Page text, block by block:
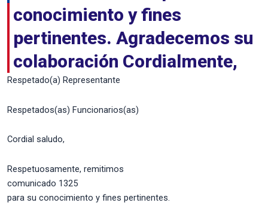
conocimiento y fines
pertinentes. Agradecemos su
colaboración Cordialmente,
Respetado(a) Representante
Respetados(as) Funcionarios(as)
Cordial saludo,
Respetuosamente, remitimos
comunicado 1325
para su conocimiento y fines pertinentes.